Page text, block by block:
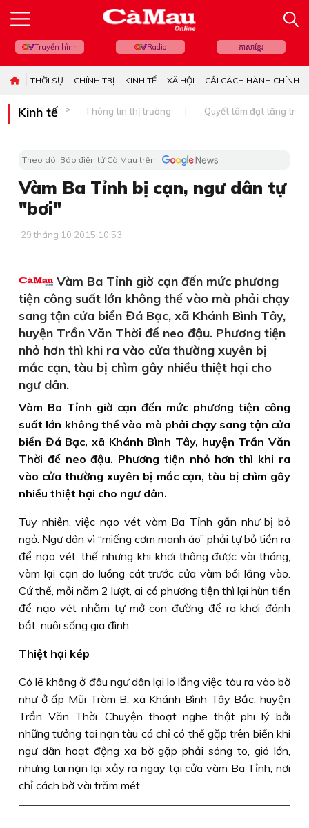
Truyền hình Radio ភាសាខ្មែរ
THỜI SỰ CHÍNH TRỊ KINH TẾ XÃ HỘI CẢI CÁCH HÀNH CHÍNH
Kinh tế Thông tin thị trường Quyết tâm đạt tăng
Theo dõi Báo điện tử Cà Mau trên
Vàm Ba Tỉnh bị cạn, ngư dân tự
"bơi"
29 tháng 10 2015 10:53
Vàm Ba Tỉnh giờ cạn đến mức phương
tiện công suất lớn không thể vào mà phải chạy
sang tận cửa biển Đá Bạc, xã Khánh Bình Tây,
huyện Trần Văn Thời để neo đậu. Phương tiện
nhỏ hơn thì khi ra vào cửa thường xuyên bị
mắc cạn, tàu bị chìm gây nhiều thiệt hại cho
ngư dân.
Vàm Ba Tỉnh giờ cạn đến mức phương tiện công
suất lớn không thể vào mà phải chạy sang tận cửa
biển Đá Bạc, xã Khánh Bình Tây, huyện Trần Văn
Thời để neo đậu. Phương tiện nhỏ hơn thì khi ra
vào cửa thường xuyên bị mắc cạn, tàu bị chìm gây
nhiều thiệt hại cho ngư dân.
Tuy nhiên, việc nạo vét vàm Ba Tỉnh gần như bị bỏ
ngỏ. Ngư dân vì “miếng cơm manh áo” phải tự bỏ tiền ra
để nạo vét, thế nhưng khi khơi thông được vài tháng,
vàm lại cạn do luồng cát trước cửa vàm bồi lắng vào.
Cứ thế, mỗi năm 2 lượt, ai có phương tiện thì lại hùn tiền
để nạo vét nhằm tự mở con đường để ra khơi đánh
bắt, nuôi sống gia đình.
Thiệt hại kép
Có lẽ không ở đâu ngư dân lại lo lắng việc tàu ra vào bờ
như ở ấp Mũi Tràm B, xã Khánh Bình Tây Bắc, huyện
Trần Văn Thời. Chuyện thoạt nghe thật phi lý bởi
những tưởng tai nạn tàu cá chỉ có thể gặp trên biển khi
ngư dân hoạt động xa bờ gặp phải sóng to, gió lớn,
nhưng tai nạn lại xảy ra ngay tại cửa vàm Ba Tỉnh, nơi
chỉ cách bờ vài trăm mét.